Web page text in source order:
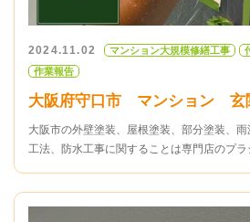
2024.11.02 マンション大規模修繕工事
作業報告
大阪府守口市 マンション 玄
大阪市の外壁塗装、屋根塗装、部分塗装、
工法、防水工事に関することは専門店のプラ